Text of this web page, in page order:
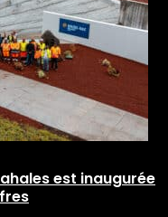
est inaugurée